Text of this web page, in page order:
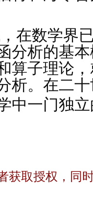
在数学界
分析的基
算子理论
析。在二
中一门独
获取授权，同